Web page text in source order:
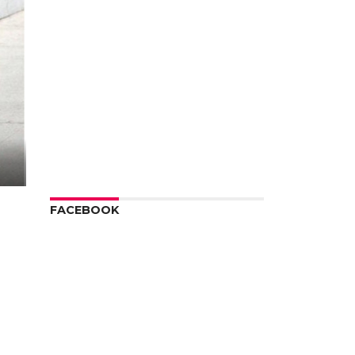
FACEBOOK